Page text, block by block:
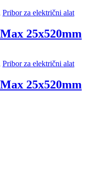
Pribor za električni alat
25x520mm
Pribor za električni alat
25x520mm